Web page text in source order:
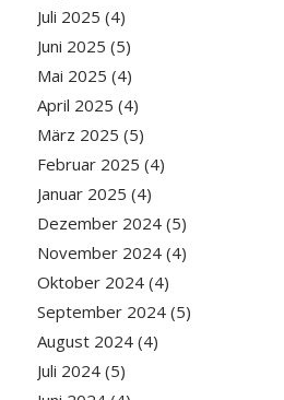
Juli 2025 (4)
Juni 2025 (5)
Mai 2025 (4)
April 2025 (4)
März 2025 (5)
Februar 2025 (4)
Januar 2025 (4)
Dezember 2024(5)
November 2024(4)
Oktober 2024(4)
September 2024(5)
August 2024(4)
Juli 2024(5)